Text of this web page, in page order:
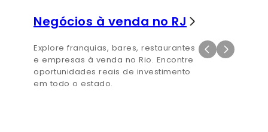
Negócios à venda no RJ
Explore franquias, bares, restaurantes
e empresas à venda no Rio. Encontre
oportunidades reais de investimento
em todo o estado.